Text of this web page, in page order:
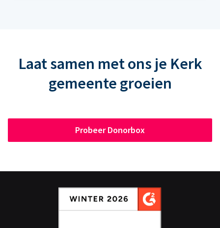
Laat samen met ons je Kerk
gemeente groeien
Probeer Donorbox